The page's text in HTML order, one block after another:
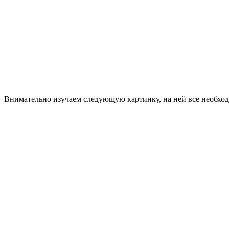
Внимательно изучаем следующую картинку, на ней все